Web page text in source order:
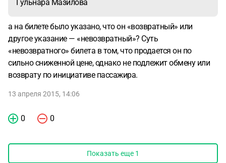
Гульнара Мазилова
а на билете было указано, что он «возвратный» или
другое указание — «невозвратный»? Суть
«невозвратного» билета в том, что продается он по
сильно сниженной цене, однако не подлежит обмену или
возврату по инициативе пассажира.
13 апреля 2015, 14:06
0 0
Показать еще 1